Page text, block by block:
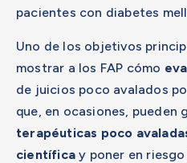
pacientes con diabetes
Uno de los objetivos
mostrar a los FAP cómo
de juicios poco avalados
que, en ocasiones, pueden
terapéuticas poco
científica y poner en